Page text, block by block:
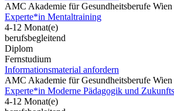
AMC Akademie für Gesundheitsberufe Wien
Experte*in Mentaltraining
4-12 Monat(e)
berufsbegleitend
Diplom
Fernstudium
Informationsmaterial anfordern
AMC Akademie für Gesundheitsberufe Wien
Experte*in Moderne Pädagogik und
4-12 Monat(e)